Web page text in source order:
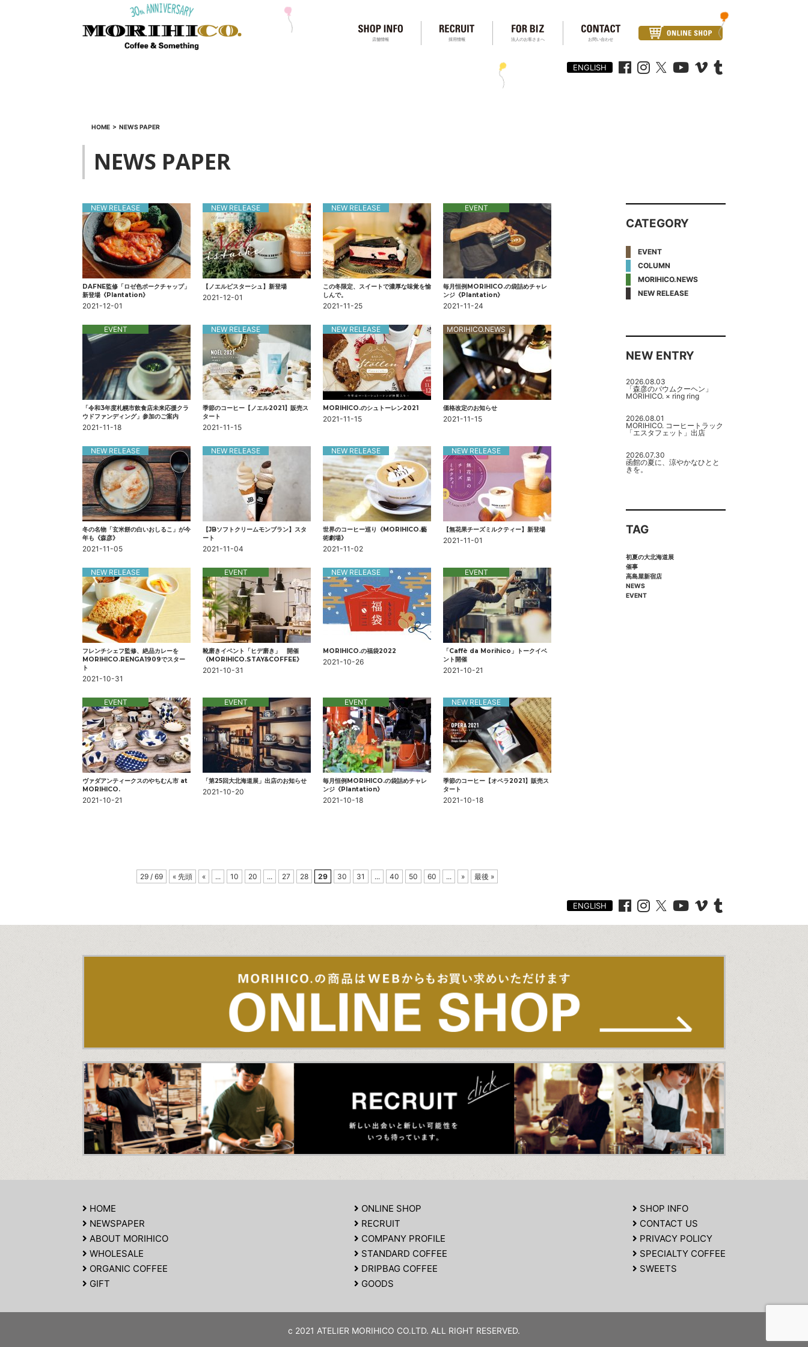
店舗情報 採用情報 法人のお客さまへ お問い合わせ
ENGLISH
HOME > NEWS PAPER
NEWS PAPER
NEW RELEASE
DAFNE監修「ロゼ色ポークチャップ」
新登場《Plantation》
2021-12-01
NEW RELEASE
【ノエルピスターシュ】新登場
2021-12-01
NEW RELEASE
この冬限定、スイートで濃厚な味覚を愉
しんで。
2021-11-25
EVENT
毎月恒例MORIHICO.の袋詰めチャレ
ンジ 《Plantation》
2021-11-24
EVENT
「令和3年度札幌市飲食店未来応援クラ
ウドファンディング」参加のご案内
2021-11-18
NEW RELEASE
季節のコーヒー【ノエル2021】販売ス
タート
2021-11-15
NEW RELEASE
MORIHICO.のシュトーレン2021
2021-11-15
MORIHICO.NEWS
価格改定のお知らせ
2021-11-15
NEW RELEASE
冬の名物「玄米餅の白いおしるこ」が今
年も《森彦》
2021-11-05
NEW RELEASE
【JBソフトクリームモンブラン】スタ
ート
2021-11-04
NEW RELEASE
世界のコーヒー巡り《MORIHICO.藝
術劇場》
2021-11-02
NEW RELEASE
【無花果チーズミルクティー】新登場
2021-11-01
NEW RELEASE
フレンチシェフ監修、絶品カレーを
MORIHICO.RENGA1909でスター
ト
2021-10-31
EVENT
靴磨きイベント「ヒデ磨き」 開催
《MORIHICO.STAY&COFFEE》
2021-10-31
NEW RELEASE
MORIHICO.の福袋2022
2021-10-26
EVENT
「Caffè da Morihico」トークイベ
ント開催
2021-10-21
EVENT
ヴァダアンティークスのやちむん市 at
MORIHICO.
2021-10-21
EVENT
「第25回大北海道展」出店のお知らせ
2021-10-20
EVENT
毎月恒例MORIHICO.の袋詰めチャレ
ンジ 《Plantation》
2021-10-18
NEW RELEASE
季節のコーヒー【オペラ2021】販売ス
タート
2021-10-18
29 / 69 « 先頭 « ... 10 20 ... 27 28 29 30 31 ... 40 50 60 ... » 最後 »
CATEGORY
EVENT
COLUMN
MORIHICO.NEWS
NEW RELEASE
NEW ENTRY
2026.08.03
「森彦のバウムクーヘン」
MORIHICO. × ring ring
2026.08.01
MORIHICO. コーヒートラック
「エスタフェット」出店
2026.07.30
函館の夏に、涼やかなひとと
きを。
TAG
初夏の大北海道展
催事
高島屋新宿店
NEWS
EVENT
ENGLISH
HOME
NEWSPAPER
ABOUT MORIHICO
WHOLESALE
ORGANIC COFFEE
GIFT
ONLINE SHOP
RECRUIT
COMPANY PROFILE
STANDARD COFFEE
DRIPBAG COFFEE
GOODS
SHOP INFO
CONTACT US
PRIVACY POLICY
SPECIALTY COFFEE
SWEETS
c 2021 ATELIER MORIHICO CO.LTD. ALL RIGHT RESERVED.